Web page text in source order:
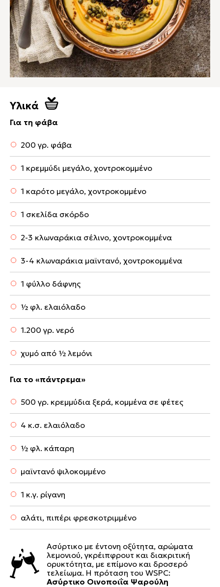
Υλικά
Για τη φάβα
200 γρ. φάβα
1 κρεμμύδι μεγάλο, χοντροκομμένο
1 καρότο μεγάλο, χοντροκομμένο
1 σκελίδα σκόρδο
2-3 κλωναράκια σέλινο, χοντροκομμένα
3-4 κλωναράκια μαϊντανό, χοντροκομμένα
1 φύλλο δάφνης
½ φλ. ελαιόλαδο
1.200 γρ. νερό
χυμό από ½ λεμόνι
Για το «πάντρεμα»
500 γρ. κρεμμύδια ξερά, κομμένα σε φέτες
4 κ.σ. ελαιόλαδο
½ φλ. κάπαρη
μαϊντανό ψιλοκομμένο
1 κ.γ. ρίγανη
αλάτι, πιπέρι φρεσκοτριμμένο
Ασύρτικο με έντονη οξύτητα, αρώματα
λεμονιού, γκρέιπφρουτ και διακριτική
ορυκτότητα, με επίμονο και δροσερό
τελείωμα. Η πρόταση του WSPC:
Ασύρτικο Οινοποιΐα Ψαρούλη